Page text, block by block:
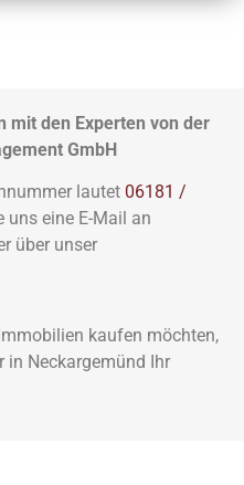
mit den Experten von der
GmbH
lautet 06181 /
uns eine E-Mail an
über unser
kaufen möchten,
Neckargemünd Ihr